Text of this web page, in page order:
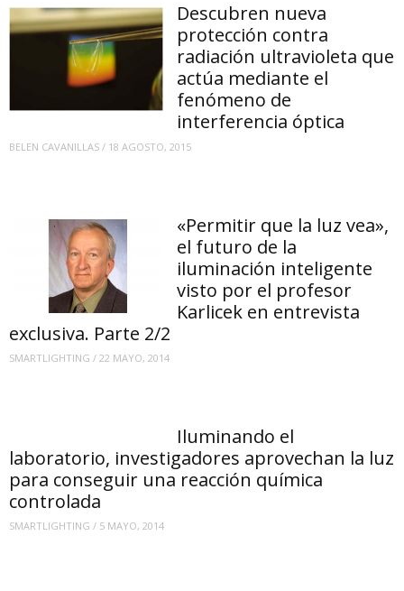
Descubren nueva
protección contra
radiación ultravioleta que
actúa mediante el
fenómeno de
interferencia óptica
BELEN CAVANILLAS / 18 AGOSTO, 2015
«Permitir que la luz vea»,
el futuro de la
iluminación inteligente
visto por el profesor
Karlicek en entrevista
exclusiva. Parte 2/2
SMARTLIGHTING / 22 MAYO, 2014
Iluminando el
laboratorio, investigadores aprovechan la luz
para conseguir una reacción química
controlada
SMARTLIGHTING / 5 MAYO, 2014